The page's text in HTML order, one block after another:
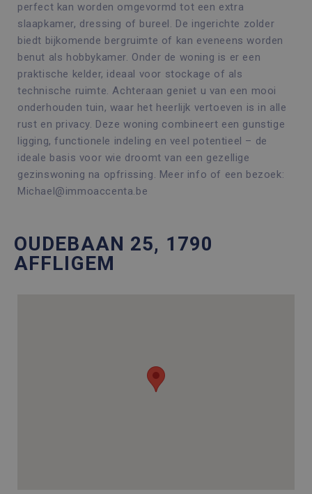
perfect kan worden omgevormd tot een extra
slaapkamer, dressing of bureel. De ingerichte zolder
biedt bijkomende bergruimte of kan eveneens worden
benut als hobbykamer. Onder de woning is er een
praktische kelder, ideaal voor stockage of als
technische ruimte. Achteraan geniet u van een mooi
onderhouden tuin, waar het heerlijk vertoeven is in alle
rust en privacy. Deze woning combineert een gunstige
ligging, functionele indeling en veel potentieel – de
ideale basis voor wie droomt van een gezellige
gezinswoning na opfrissing. Meer info of een bezoek:
Michael@immoaccenta.be
OUDEBAAN 25, 1790
AFFLIGEM